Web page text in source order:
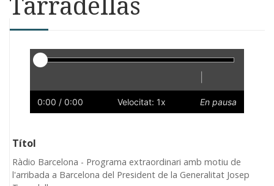
Reproductor
Lent
0:00 / 0:00 Velocitat: 1x En pausa
Títol
Ràdio Barcelona - Programa extraordinari amb motiu de
l'arribada a Barcelona del President de la Generalitat Josep